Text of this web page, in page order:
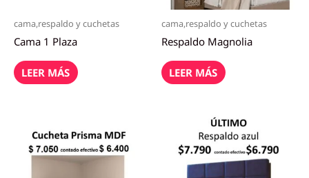
cama,respaldo y cuchetas
Cama 1 Plaza
LEER MÁS
cama,respaldo y cuchetas
Respaldo Magnolia
LEER MÁS